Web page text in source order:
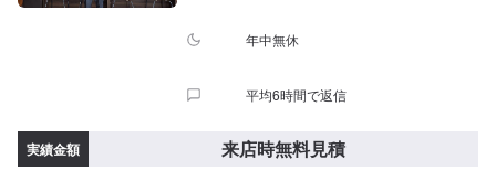
年中無休
平均6時間で返信
実績金額 来店時無料見積